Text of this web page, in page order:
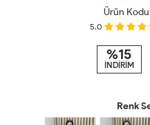
Ürün
5.0
%15
İNDİRİM
Renk